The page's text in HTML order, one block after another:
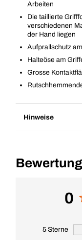
Arbeiten
Die taillierte
verschiedenen
der Hand liegen
Aufprallschutz
Halteöse am
Grosse
Hinweise
0
5 Sterne